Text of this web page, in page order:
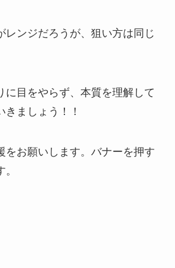
レンジだろうが、狙い方は同じ
に目をやらず、本質を理解して
ましょう！！
をお願いします。バナーを押す